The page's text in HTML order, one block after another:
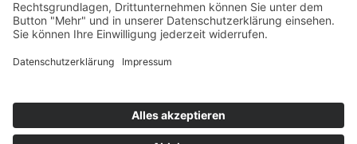
Nennungsliste
Ergebnis Rennen
Impressum
Jahrbuch